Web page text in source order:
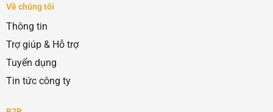
Về chúng tôi
Thông tin
Trợ giúp & Hỗ trợ
Tuyển dụng
Tin tức công ty